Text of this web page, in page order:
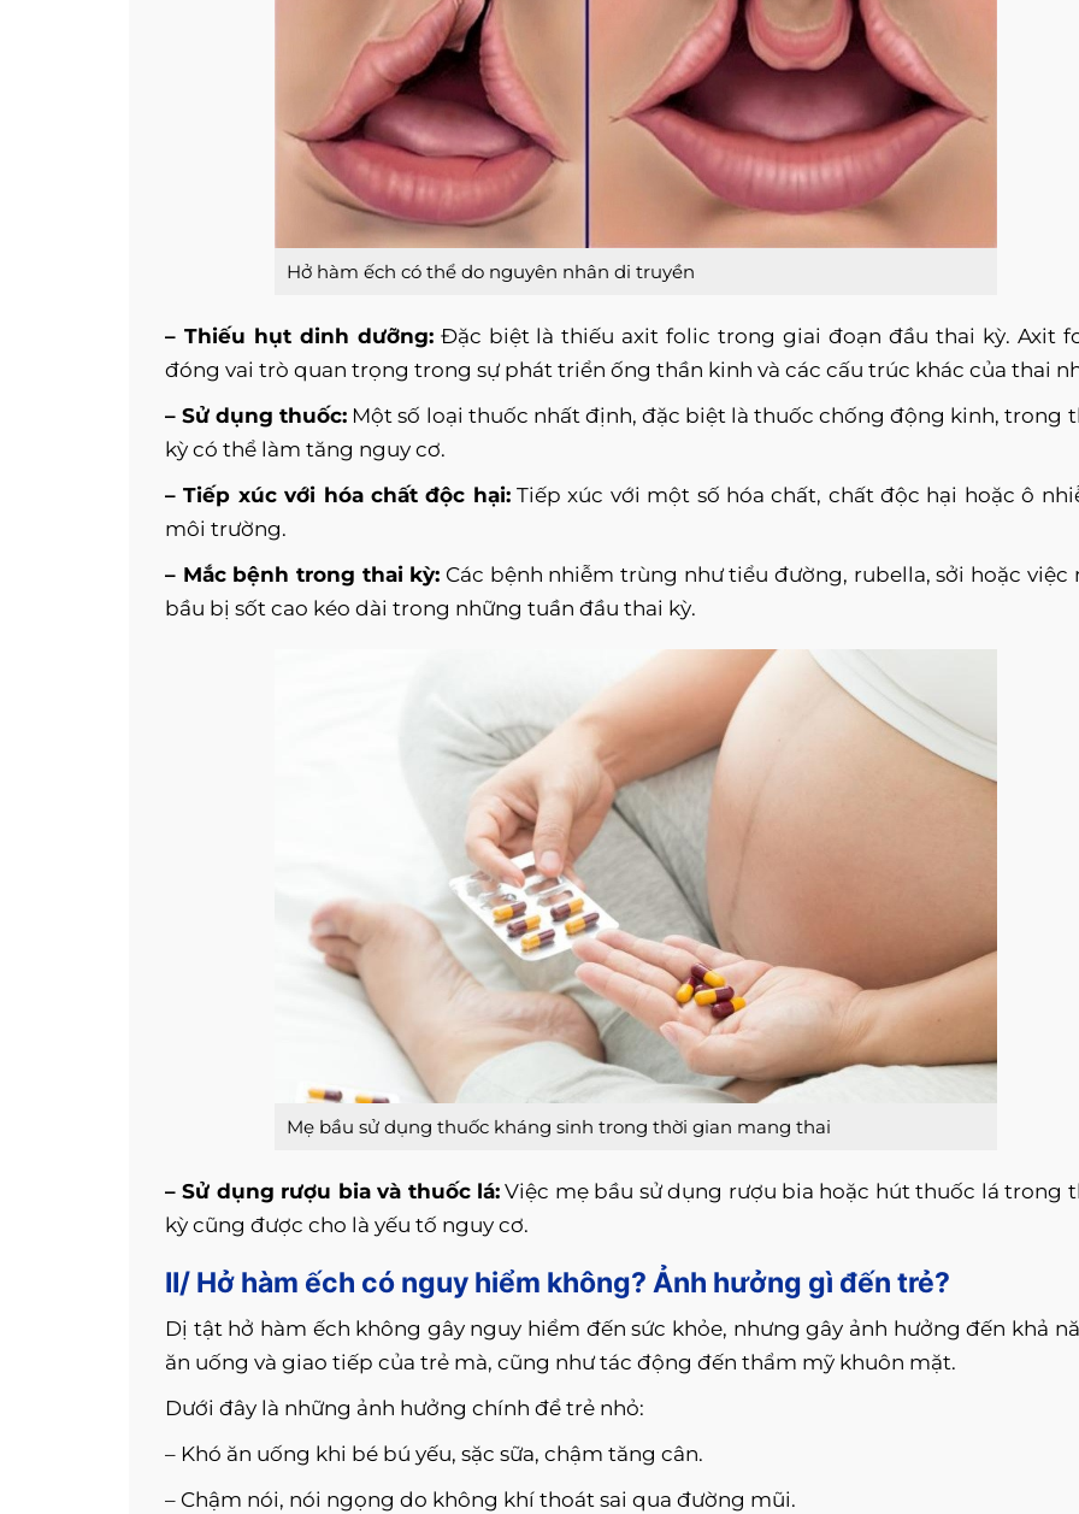
Hở hàm ếch có thể do nguyên nhân di truyền
– Thiếu hụt dinh dưỡng:Đặc biệt là thiếu axit folic trong giai đoạn đầu thai kỳ. Axit
đóng vai trò quan trọng trong sự phát triển ống thần kinh và các cấu trúc khác của thai
– Sử dụng thuốc: Một số loại thuốc nhất định, đặc biệt là thuốc chống động kinh, trong
kỳ có thể làm tăng nguy cơ.
– Tiếp xúc với hóa chất độc hại:Tiếp xúc với một số hóa chất, chất độc hại hoặc ô
môi trường.
– Mắc bệnh trong thai kỳ: Các bệnh nhiễm trùng như tiểu đường, rubella, sởi hoặc việc
bầu bị sốt cao kéo dài trong những tuần đầu thai kỳ.
Mẹ bầu sử dụng thuốc kháng sinh trong thời gian mang thai
– Sử dụng rượu bia và thuốc lá:Việc mẹ bầu sử dụng rượu bia hoặc hút thuốc lá trong
kỳ cũng được cho là yếu tố nguy cơ.
II/ Hở hàm ếch có nguy hiểm không? Ảnh hưởng gì đến trẻ?
Dị tật hở hàm ếch không gây nguy hiểm đến sức khỏe, nhưng gây ảnh hưởng đến khả
ăn uống và giao tiếp của trẻ mà, cũng như tác động đến thẩm mỹ khuôn mặt.
Dưới đây là những ảnh hưởng chính để trẻ nhỏ:
– Khó ăn uống khi bé bú yếu, sặc sữa, chậm tăng cân.
– Chậm nói, nói ngọng do không khí thoát sai qua đường mũi.